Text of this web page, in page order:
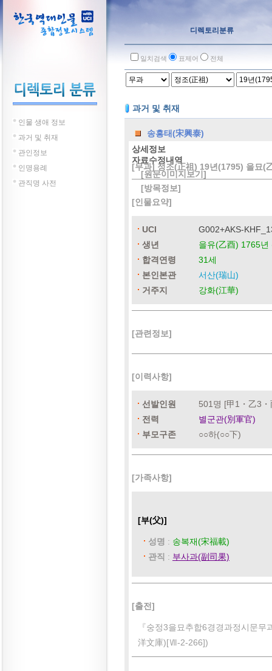
인물 생애 정보
과거 및 취재
관인정보
인명용례
관직명 사전
디렉토리분류
일치검색 표제어 전체
과거 및 취재
송흥태(宋興泰)
상세정보
자료수정내역
[원문이미지보기]
[방목정보]
[무과] 정조(正祖) 19년(1795) 을묘(
[인물요약]
UCI
G002+AKS-
생년
을유(乙酉) 1765년
합격연령
31세
본인본관
서산(瑞山)
거주지
강화(江華)
[관련정보]
[이력사항]
선발인원
501명 [甲1・乙3
전력
별군관(別軍官)
부모구존
○○하(○○下)
[가족사항]
[부(父)]
성명 : 송복재(宋福載)
관직 : 부사과(副司果)
[출전]
『숭정3을묘추합6경경과정시문
洋文庫)[Ⅶ-2-266])